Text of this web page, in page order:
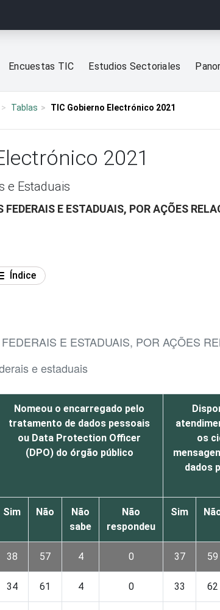
Encuestas TIC Estudios Sectoriales
Tablas TIC Gobierno Electrónico 2021
2021
e Estaduais
E ESTADUAIS, POR AÇÕES
Índice
E ESTADUAIS, POR AÇÕES
e estaduais
Nomeou o encarregado pelo
tratamento de dados pessoais
ou Data Protection Officer
(DPO) do órgão público
os
dados
Sim Não
Não
sabe
Não
respondeu
Sim
38 57 4 0 37 59
34 61 4 0 33 62